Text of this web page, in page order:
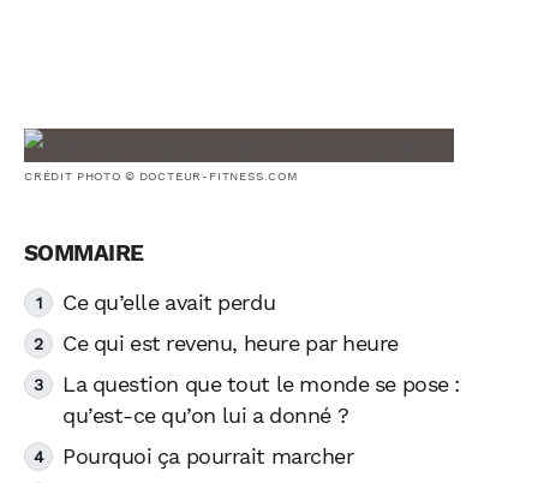
CRÉDIT PHOTO © DOCTEUR-FITNESS.COM
Ce qu’elle avait perdu
Ce qui est revenu, heure par heure
La question que tout le monde se pose :
qu’est-ce qu’on lui a donné ?
Pourquoi ça pourrait marcher